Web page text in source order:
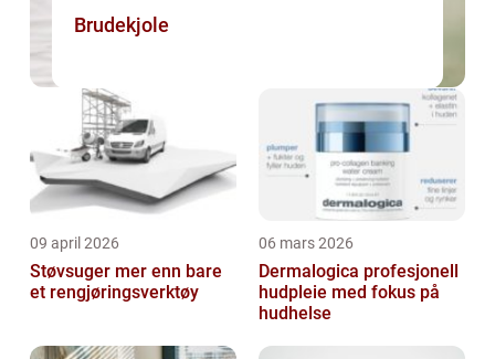
Brudekjole
09 april 2026
Støvsuger mer enn bare
et rengjøringsverktøy
06 mars 2026
Dermalogica profesjonell
hudpleie med fokus på
hudhelse